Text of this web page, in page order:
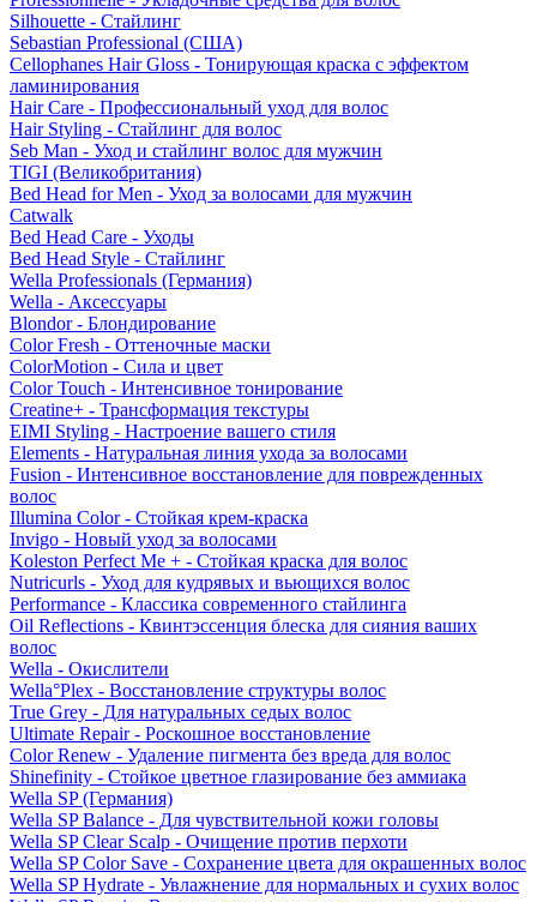
Silhouette - Стайлинг
Sebastian Professional (США)
Cellophanes Hair Gloss - Тонирующая краска с эффектом
ламинирования
Hair Care - Профессиональный уход для волос
Hair Styling - Стайлинг для волос
Seb Man - Уход и стайлинг волос для мужчин
TIGI (Великобритания)
Bed Head for Men - Уход за волосами для мужчин
Catwalk
Bed Head Care - Уходы
Bed Head Style - Стайлинг
Wella Professionals (Германия)
Wella - Аксессуары
Blondor - Блондирование
Color Fresh - Оттеночные маски
ColorMotion - Сила и цвет
Color Touch - Интенсивное тонирование
Creatine+ - Трансформация текстуры
EIMI Styling - Настроение вашего стиля
Elements - Натуральная линия ухода за волосами
Fusion - Интенсивное восстановление для поврежденных
волос
Illumina Color - Стойкая крем-краска
Invigo - Новый уход за волосами
Koleston Perfect Me + - Стойкая краска для волос
Nutricurls - Уход для кудрявых и вьющихся волос
Performance - Классика современного стайлинга
Oil Reflections - Квинтэссенция блеска для сияния ваших
волос
Wella - Окислители
Wella°Plex - Восстановление структуры волос
True Grey - Для натуральных седых волос
Ultimate Repair - Роскошное восстановление
Color Renew - Удаление пигмента без вреда для волос
Shinefinity - Стойкое цветное глазирование без аммиака
Wella SP (Германия)
Wella SP Balance - Для чувствительной кожи головы
Wella SP Clear Scalp - Очищение против перхоти
Wella SP Color Save - Сохранение цвета для окрашенных волос
Wella SP Hydrate - Увлажнение для нормальных и сухих волос